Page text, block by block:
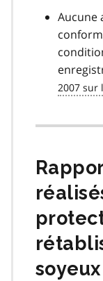
Aucune
soyeux